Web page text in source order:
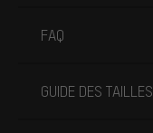
FAQ
GUIDE DES TAILLES